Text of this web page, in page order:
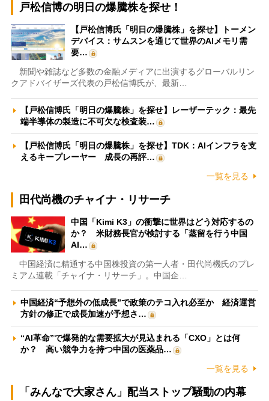
戸松信博の明日の爆騰株を探せ！
【戸松信博氏「明日の爆騰株」を探せ】トーメン
デバイス：サムスンを通じて世界のAIメモリ需
要…
新聞や雑誌など多数の金融メディアに出演するグローバルリン
クアドバイザーズ代表の戸松信博氏が、最新…
【戸松信博氏「明日の爆騰株」を探せ】レーザーテック：最先
端半導体の製造に不可欠な検査装…
【戸松信博氏「明日の爆騰株」を探せ】TDK：AIインフラを支
えるキープレーヤー 成長の再評…
一覧を見る
田代尚機のチャイナ・リサーチ
中国「Kimi K3」の衝撃に世界はどう対応するの
か？ 米財務長官が検討する「蒸留を行う中国
AI…
中国経済に精通する中国株投資の第一人者・田代尚機氏のプレ
ミアム連載「チャイナ・リサーチ」。中国企…
中国経済“予想外の低成長”で政策のテコ入れ必至か 経済運営
方針の修正で成長加速が予想さ…
“AI革命”で爆発的な需要拡大が見込まれる「CXO」とは何
か？ 高い競争力を持つ中国の医薬品…
一覧を見る
「みんなで大家さん」配当ストップ騒動の内幕